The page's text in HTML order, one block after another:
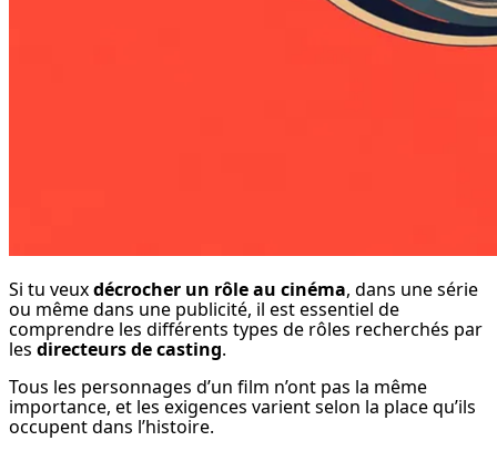
Si tu veux décrocher un rôle au cinéma, dans une série
ou même dans une publicité, il est essentiel de
comprendre les différents types de rôles recherchés par
les directeurs de casting.
Tous les personnages d’un film n’ont pas la même
importance, et les exigences varient selon la place qu’ils
occupent dans l’histoire.